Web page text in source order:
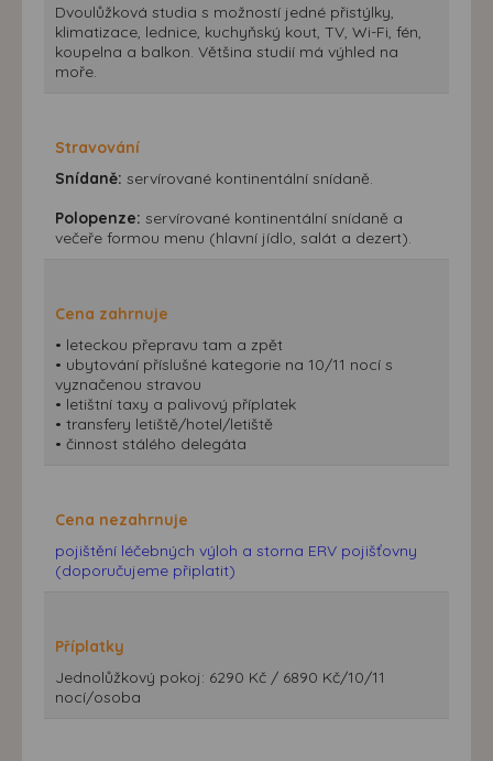
Dvoulůžková studia s možností jedné přistýlky,
klimatizace, lednice, kuchyňský kout, TV, Wi-Fi, fén,
koupelna a balkon. Většina studií má výhled na
moře.
Stravování
Snídaně: servírované kontinentální snídaně.
Polopenze: servírované kontinentální snídaně a
večeře formou menu (hlavní jídlo, salát a dezert).
Cena zahrnuje
• leteckou přepravu tam a zpět
• ubytování příslušné kategorie na 10/11 nocí s
vyznačenou stravou
• letištní taxy a palivový příplatek
• transfery letiště/hotel/letiště
• činnost stálého delegáta
Cena nezahrnuje
pojištění léčebných výloh a storna ERV pojišťovny
(doporučujeme připlatit)
Příplatky
Jednolůžkový pokoj: 6290 Kč / 6890 Kč/10/11
nocí/osoba